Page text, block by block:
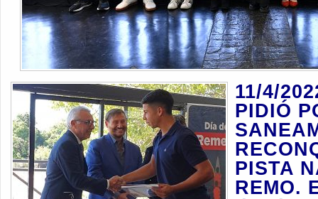
11/4/
PIDIÓ
PISTA
REMO.